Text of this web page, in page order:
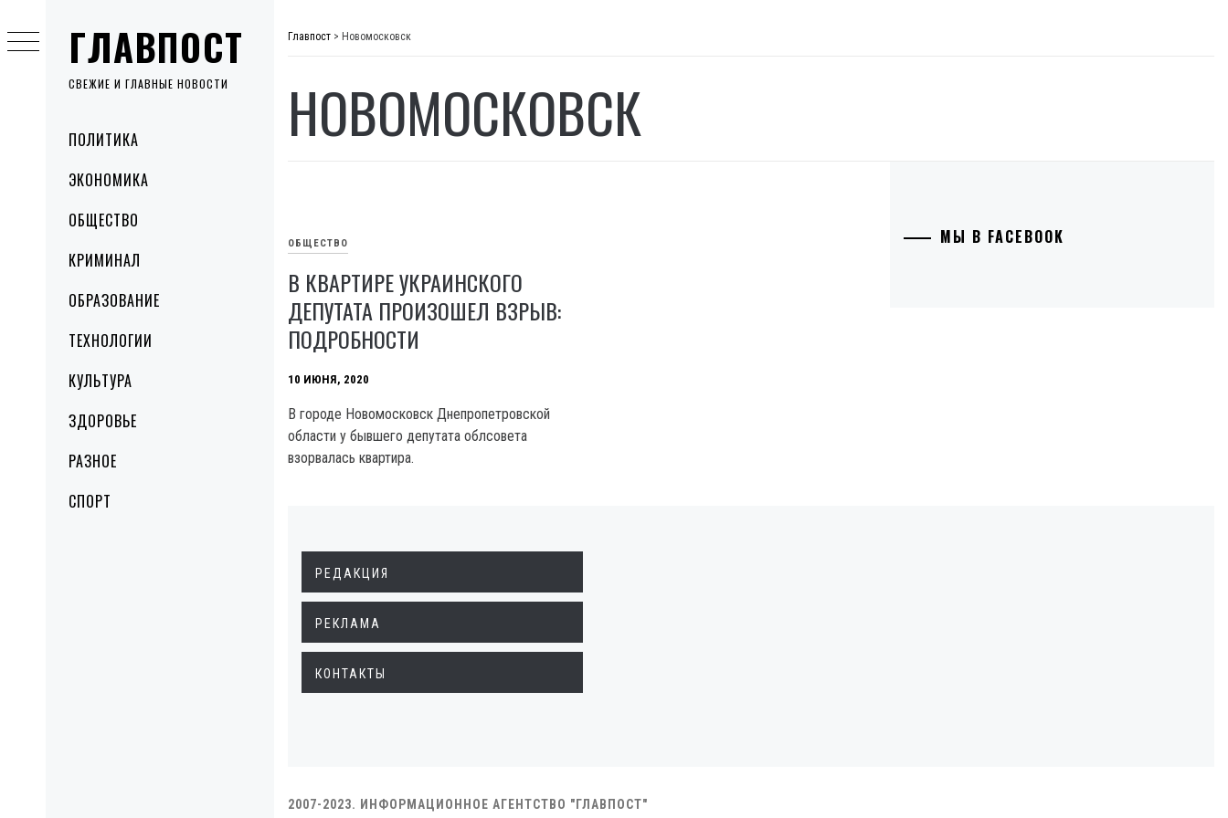
ГЛАВПОСТ
СВЕЖИЕ И ГЛАВНЫЕ НОВОСТИ
MenuПОЛИТИКА
ЭКОНОМИКА
ОБЩЕСТВО
КРИМИНАЛ
ОБРАЗОВАНИЕ
ТЕХНОЛОГИИ
КУЛЬТУРА
ЗДОРОВЬЕ
РАЗНОЕ
СПОРТ
to
content
Главпост > Новомосковск
НОВОМОСКОВСК
ОБЩЕСТВО
В КВАРТИРЕ УКРАИНСКОГО
ДЕПУТАТА ПРОИЗОШЕЛ ВЗРЫВ:
ПОДРОБНОСТИ
10 ИЮНЯ, 2020
В городе Новомосковск Днепропетровской
области у бывшего депутата облсовета
взорвалась квартира.
МЫ В FACEBOOK
РЕДАКЦИЯ
РЕКЛАМА
КОНТАКТЫ
2007-2023. ИНФОРМАЦИОННОЕ АГЕНТСТВО "ГЛАВПОСТ"